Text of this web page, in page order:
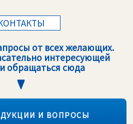
от всех желающих.
интересующей
обращаться сюда
И ВОПРОСЫ